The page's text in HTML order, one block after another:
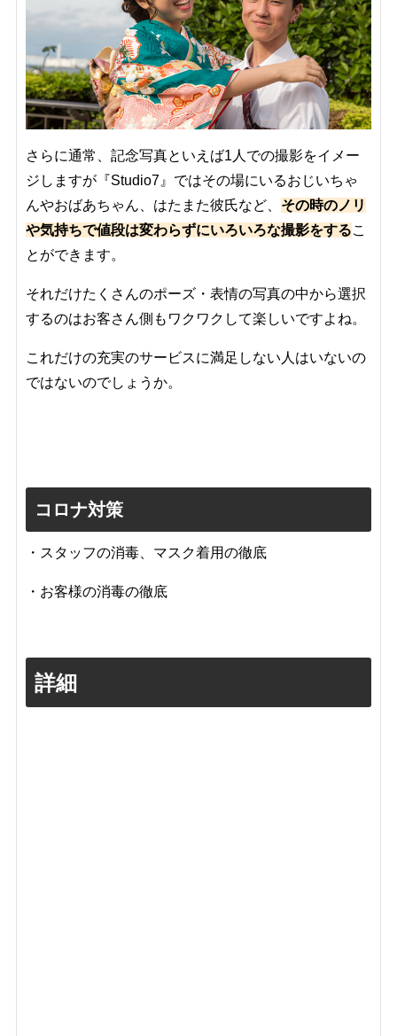
さらに通常、記念写真といえば1人での撮影をイメー
ジしますが『Studio7』ではその場にいるおじいちゃ
んやおばあちゃん、はたまた彼氏など、 その時のノリ
や気持ちで値段は変わらずにいろいろな撮影をするこ
とができます。
それだけたくさんのポーズ・表情の写真の中から選択
するのはお客さん側もワクワクして楽しいですよね。
これだけの充実のサービスに満足しない人はいないの
ではないのでしょうか。
コロナ対策
・スタッフの消毒、マスク着用の徹底
・お客様の消毒の徹底
詳細